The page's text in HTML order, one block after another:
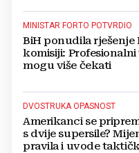
MINISTAR FORTO POTVRDIO
BiH ponudila rješenje
komisiji: Profesionalni
mogu više čekati
DVOSTRUKA OPASNOST
Amerikanci se
s dvije supersile?
pravila i uvode